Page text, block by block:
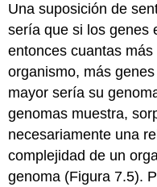
Una suposición de
sería que si los genes
entonces cuantas
organismo, más
mayor sería su
genomas muestra,
necesariamente una
complejidad de un
genoma (Figura 7.5).